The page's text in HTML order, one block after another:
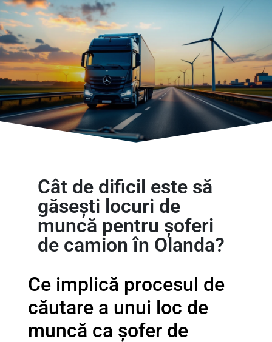
Cât de dificil este să
găsești locuri de
muncă pentru șoferi
de camion în Olanda?
Ce implică procesul de
căutare a unui loc de
muncă ca șofer de